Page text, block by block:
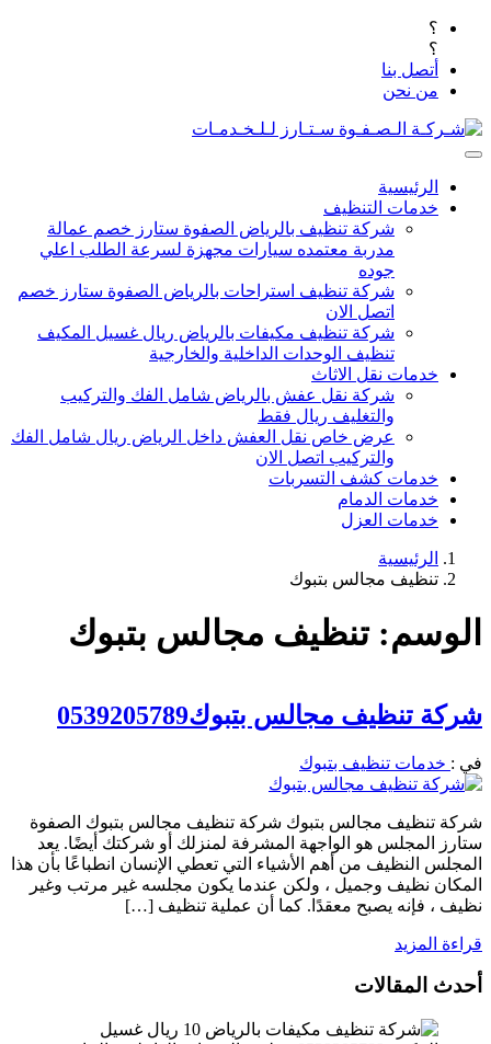
؟
؟
أتصل بنا
من نحن
الرئيسية
خدمات التنظيف
شركة تنظيف بالرياض الصفوة ستارز خصم عمالة
مدربة معتمده سيارات مجهزة لسرعة الطلب اعلي
جوده
شركة تنظيف استراحات بالرياض الصفوة ستارز خصم
اتصل الان
شركة تنظيف مكيفات بالرياض ريال غسيل المكيف
تنظيف الوحدات الداخلية والخارجية
خدمات نقل الاثاث
شركة نقل عفش بالرياض شامل الفك والتركيب
والتغليف ريال فقط
عرض خاص نقل العفش داخل الرياض ريال شامل الفك
والتركيب اتصل الان
خدمات كشف التسربات
خدمات الدمام
خدمات العزل
الرئيسية
تنظيف مجالس بتبوك
الوسم:تنظيف مجالس بتبوك
شركة تنظيف مجالس بتبوك0539205789
في : خدمات تنظيف بتبوك
شركة تنظيف مجالس بتبوك شركة تنظيف مجالس بتبوك الصفوة
ستارز المجلس هو الواجهة المشرفة لمنزلك أو شركتك أيضًا. يعد
المجلس النظيف من أهم الأشياء التي تعطي الإنسان انطباعًا بأن هذا
المكان نظيف وجميل ، ولكن عندما يكون مجلسه غير مرتب وغير
نظيف ، فإنه يصبح معقدًا. كما أن عملية تنظيف […]
قراءة المزيد
أحدث المقالات